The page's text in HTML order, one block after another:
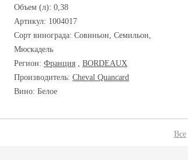
Объем (л): 0,38
Артикул: 1004017
Сорт винограда: Совиньон, Семильон,
Мюскадель
Регион: Франция , BORDEAUX
Производитель: Cheval Quancard
Вино: Белое
Все